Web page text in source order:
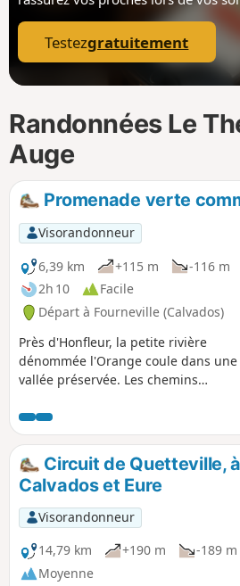
Testezgratuitement
Randonnées Le
Auge
Promenade verte
Visorandonneur
6,39 km
+115 m
-116 m
2h 10
Facile
Départ à Fourneville (Calvados)
Près d'Honfleur, la petite rivière
dénommée l'Orange coule dans une
vallée préservée. Les chemins
closes de haies avec de belles
colombage, un vrai concentré de
Normandie.
Circuit de Quetteville,
Calvados et Eure
Visorandonneur
14,79 km
+190 m -189 m
Moyenne